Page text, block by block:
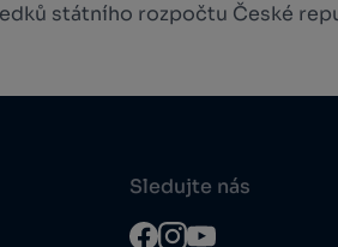
státního rozpočtu České
Sledujte nás